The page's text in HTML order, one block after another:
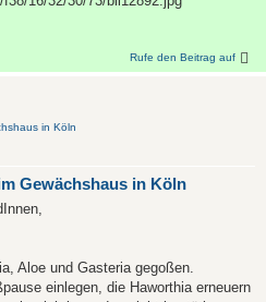
Rufe den Beitrag auf
in Köln
Gewächshaus in Köln
Aloe und Gasteria gegoßen.
einlegen, die Haworthia erneuern